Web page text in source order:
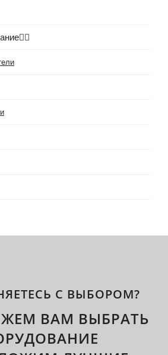
С ВЫБОРОМ?
ВАМ ВЫБРАТЬ